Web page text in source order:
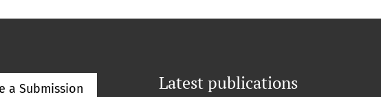
a Submission Latest publications